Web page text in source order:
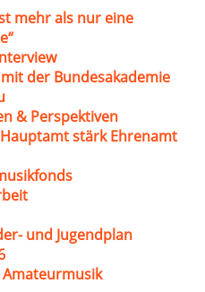
mehr als nur eine
der Bundesakademie
& Perspektiven
stärk Ehrenamt
und Jugendplan